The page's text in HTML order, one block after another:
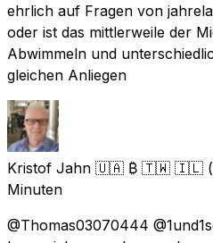
ehrlich auf Fragen von
oder ist das mittlerweile der
Abwimmeln und
gleichen Anliegen
Kristof Jahn 🇺🇦 ₿ 🇹🇼 🇮🇱
Minuten
@Thomas03070444